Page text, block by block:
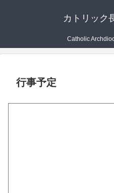
カトリック
Catholic
行事予定